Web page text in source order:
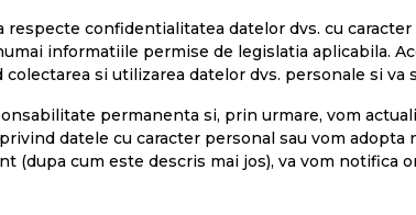
respecte confidentialitatea datelor dvs. cu
informatiile permise de legislatia aplicabila.
colectarea si utilizarea datelor dvs. personale si
permanenta si, prin urmare, vom
datele cu caracter personal sau vom
(dupa cum este descris mai jos), va vom notifica